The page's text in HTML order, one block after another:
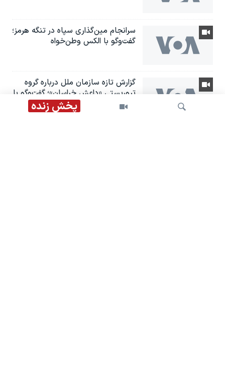
پخش زنده
سرانجام مین‌گذاری‌ سپاه در تنگه هرمز؛
گفت‌وگو با الکس وطن‌خواه
گزارش تازه سازمان ملل درباره گروه
تروریستی «داعش خراسان»؛ گفت‌وگو با
شکریا برادوست